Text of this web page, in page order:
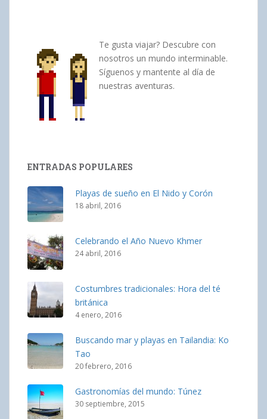
Te gusta viajar? Descubre con
nosotros un mundo interminable.
Síguenos y mantente al día de
nuestras aventuras.
ENTRADAS POPULARES
Playas de sueño en El Nido y Corón
18 abril, 2016
Celebrando el Año Nuevo Khmer
24 abril, 2016
Costumbres tradicionales: Hora del té
británica
4 enero, 2016
Buscando mar y playas en Tailandia: Ko
Tao
20 febrero, 2016
Gastronomías del mundo: Túnez
30 septiembre, 2015